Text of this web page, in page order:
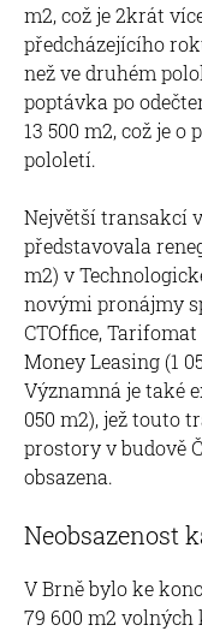
m2, což je 2krát
předcházejícího
než ve druhém
poptávka po
13 500 m2, což je o
pololetí.
Největší transakcí
představovala
m2) v
novými pronájmy
CTOffice,
Money Leasing (1
Významná je také
050 m2), jež touto
prostory v budově
obsazena.
Neobsazenost
V Brně bylo ke
79 600 m2